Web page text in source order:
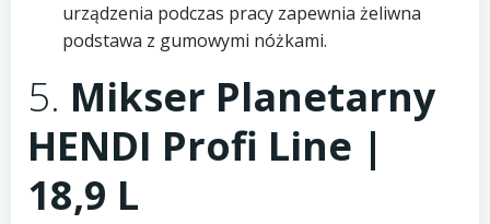
urządzenia podczas pracy zapewnia żeliwna
podstawa z gumowymi nóżkami.
5. Mikser Planetarny
HENDI Profi Line |
18,9 L